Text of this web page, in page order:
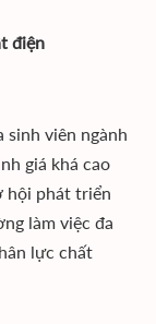
điện
sinh viên ngành
giá khá cao
hội phát triển
làm việc đa
lực chất